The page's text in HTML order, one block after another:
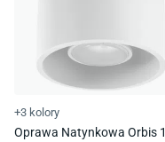
+3 kolory
Oprawa Natynkowa Orbis 1